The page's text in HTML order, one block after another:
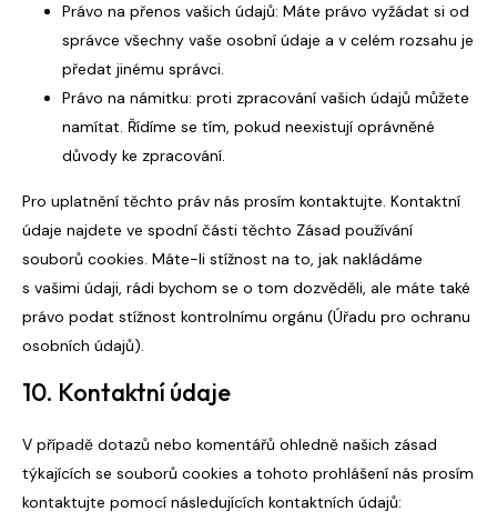
Právo na přenos vašich údajů: Máte právo vyžádat si od
správce všechny vaše osobní údaje a v celém rozsahu je
předat jinému správci.
Právo na námitku: proti zpracování vašich údajů můžete
namítat. Řídíme se tím, pokud neexistují oprávněné
důvody ke zpracování.
Pro uplatnění těchto práv nás prosím kontaktujte. Kontaktní
údaje najdete ve spodní části těchto Zásad používání
souborů cookies. Máte-li stížnost na to, jak nakládáme
s vašimi údaji, rádi bychom se o tom dozvěděli, ale máte také
právo podat stížnost kontrolnímu orgánu (Úřadu pro ochranu
osobních údajů).
10. Kontaktní údaje
V případě dotazů nebo komentářů ohledně našich zásad
týkajících se souborů cookies a tohoto prohlášení nás prosím
kontaktujte pomocí následujících kontaktních údajů: